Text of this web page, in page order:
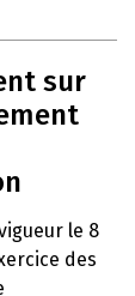
sur
le 8
des